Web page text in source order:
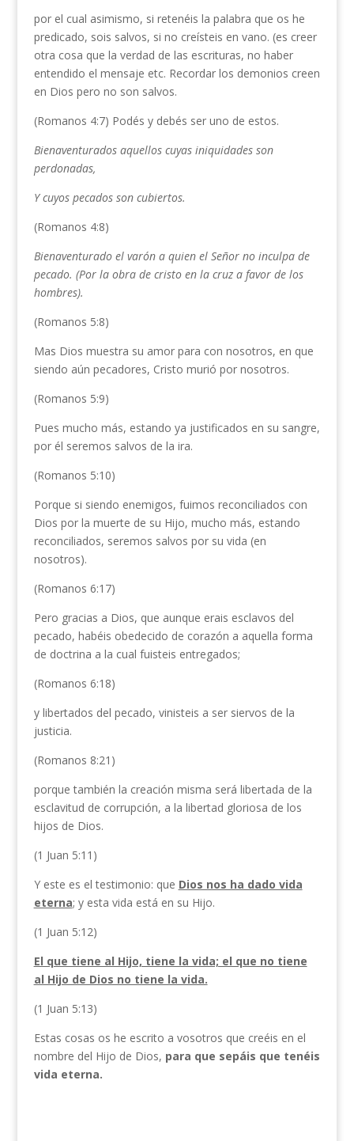
por el cual asimismo, si retenéis la palabra que os he
predicado, sois salvos, si no creísteis en vano. (es creer
otra cosa que la verdad de las escrituras, no haber
entendido el mensaje etc. Recordar los demonios creen
en Dios pero no son salvos.
(Romanos 4:7) Podés y debés ser uno de estos.
Bienaventurados aquellos cuyas iniquidades son
perdonadas,
Y cuyos pecados son cubiertos.
(Romanos 4:8)
Bienaventurado el varón a quien el Señor no inculpa de
pecado. (Por la obra de cristo en la cruz a favor de los
hombres).
(Romanos 5:8)
Mas Dios muestra su amor para con nosotros, en que
siendo aún pecadores, Cristo murió por nosotros.
(Romanos 5:9)
Pues mucho más, estando ya justificados en su sangre,
por él seremos salvos de la ira.
(Romanos 5:10)
Porque si siendo enemigos, fuimos reconciliados con
Dios por la muerte de su Hijo, mucho más, estando
reconciliados, seremos salvos por su vida (en
nosotros).
(Romanos 6:17)
Pero gracias a Dios, que aunque erais esclavos del
pecado, habéis obedecido de corazón a aquella forma
de doctrina a la cual fuisteis entregados;
(Romanos 6:18)
y libertados del pecado, vinisteis a ser siervos de la
justicia.
(Romanos 8:21)
porque también la creación misma será libertada de la
esclavitud de corrupción, a la libertad gloriosa de los
hijos de Dios.
(1 Juan 5:11)
Y este es el testimonio: que Dios nos ha dado vida
eterna; y esta vida está en su Hijo.
(1 Juan 5:12)
El que tiene al Hijo, tiene la vida; el que no tiene
al Hijo de Dios no tiene la vida.
(1 Juan 5:13)
Estas cosas os he escrito a vosotros que creéis en el
nombre del Hijo de Dios, para que sepáis que tenéis
vida eterna.